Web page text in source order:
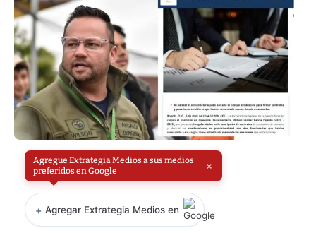
Agregue Extrategia Medios a sus medios
preferidos en Google
×
+ Agregar Extrategia Medios en